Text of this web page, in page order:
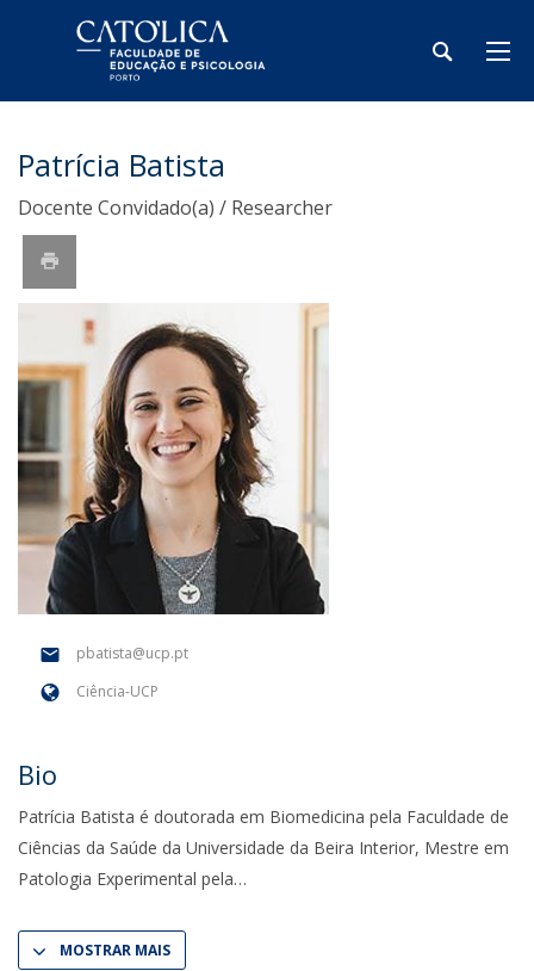
Patrícia Batista
Docente Convidado(a) / Researcher
pbatista@ucp.pt
Ciência-UCP
Bio
Patrícia Batista é doutorada em Biomedicina pela Faculdade de
Ciências da Saúde da Universidade da Beira Interior, Mestre em
Patologia Experimental pela
MOSTRAR MAIS